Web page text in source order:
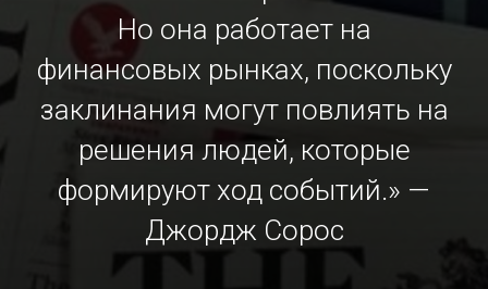
Но она работает на
финансовых рынках, поскольку
заклинания могут повлиять на
решения людей, которые
формируют ход событий.» —
Джордж Сорос